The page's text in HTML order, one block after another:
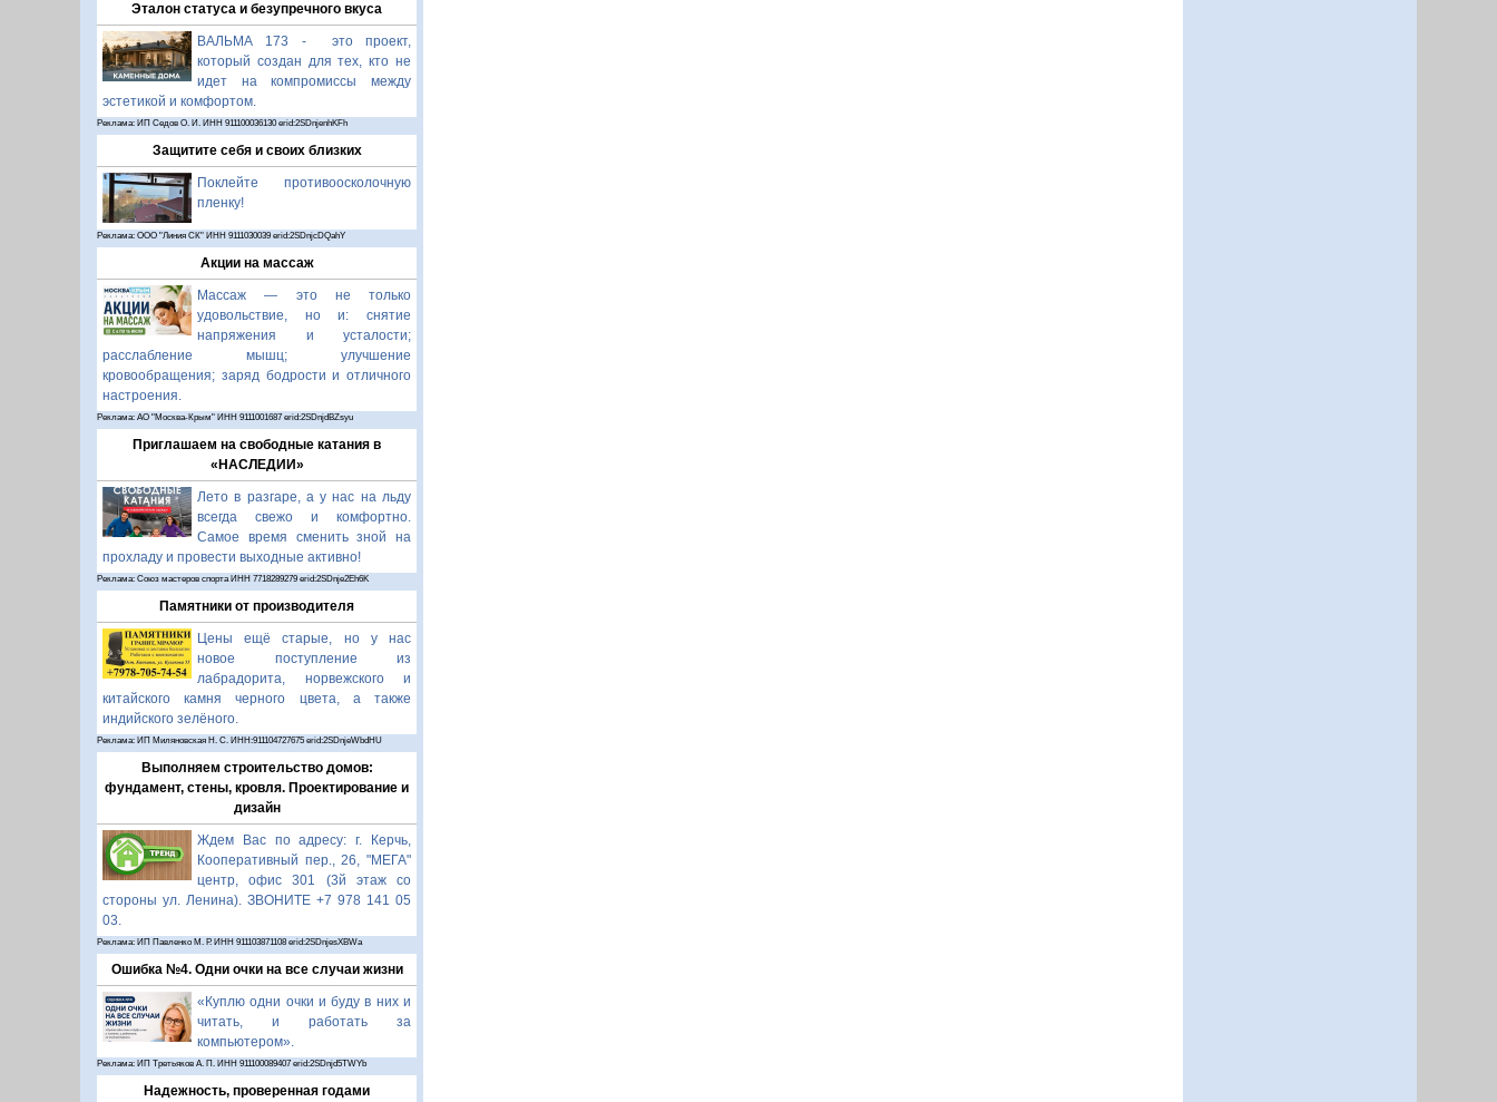
Эталон статуса и безупречного вкуса
ВАЛЬМА 173 - это проект,
который создан для тех, кто не
идет на компромиссы между
эстетикой и комфортом.
Реклама: ИП Седов О. И. ИНН 911100036130 erid:2SDnjenhKFh
Защитите себя и своих близких
Поклейте противоосколочную
пленку!
Реклама: ООО "Линия СК" ИНН 9111030039 erid:2SDnjcDQahY
Акции на массаж
Массаж — это не только
удовольствие, но и: снятие
напряжения и усталости;
расслабление мышц; улучшение
кровообращения; заряд бодрости и отличного
настроения.
Реклама: АО "Москва-Крым" ИНН 9111001687 erid:2SDnjdBZsyu
Приглашаем на свободные катания в
«НАСЛЕДИИ»
Лето в разгаре, а у нас на льду
всегда свежо и комфортно.
Самое время сменить зной на
прохладу и провести выходные активно!
Реклама: Союз мастеров спорта ИНН 7718289279 erid:2SDnje2Eh6K
Памятники от производителя
Цены ещё старые, но у нас
новое поступление из
лабрадорита, норвежского и
китайского камня черного цвета, а также
индийского зелёного.
Реклама: ИП Миляновская Н. С. ИНН:911104727675 erid:2SDnjeWbdHU
Выполняем строительство домов:
фундамент, стены, кровля. Проектирование и
дизайн
Ждем Вас по адресу: г. Керчь,
Кооперативный пер., 26, "МЕГА"
центр, офис 301 (3й этаж со
стороны ул. Ленина). ЗВОНИТЕ +7 978 141 05
03.
Реклама: ИП Павленко М. Р. ИНН 911103871108 erid:2SDnjesXBWa
Ошибка №4. Одни очки на все случаи жизни
«Куплю одни очки и буду в них и
читать, и работать за
компьютером».
Реклама: ИП Третьяков А. П. ИНН 911100089407 erid:2SDnjd5TWYb
Надежность, проверенная годами